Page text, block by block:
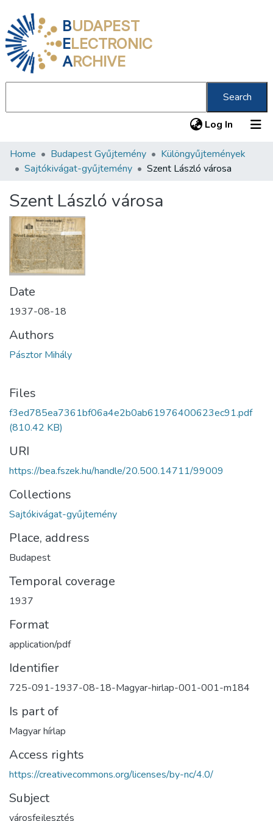
BUDAPEST
ELECTRONIC
ARCHIVE
Search
Log In (current)
Communities & Collections
Statistics
About us
Home Budapest Gyűjtemény
Különgyűjtemények
Sajtókivágat-gyűjtemény
Szent László városa
Szent László városa
Date
1937-08-18
Authors
Pásztor Mihály
Files
f3ed785ea7361bf06a4e2b0ab61976400623ec91.pdf
(810.42 KB)
URI
https://bea.fszek.hu/handle/20.500.14711/99009
Collections
Sajtókivágat-gyűjtemény
Place, address
Budapest
Temporal coverage
1937
Format
application/pdf
Identifier
725-091-1937-08-18-Magyar-hirlap-001-001-m184
Is part of
Magyar hírlap
Access rights
https://creativecommons.org/licenses/by-nc/4.0/
Subject
városfejlesztés